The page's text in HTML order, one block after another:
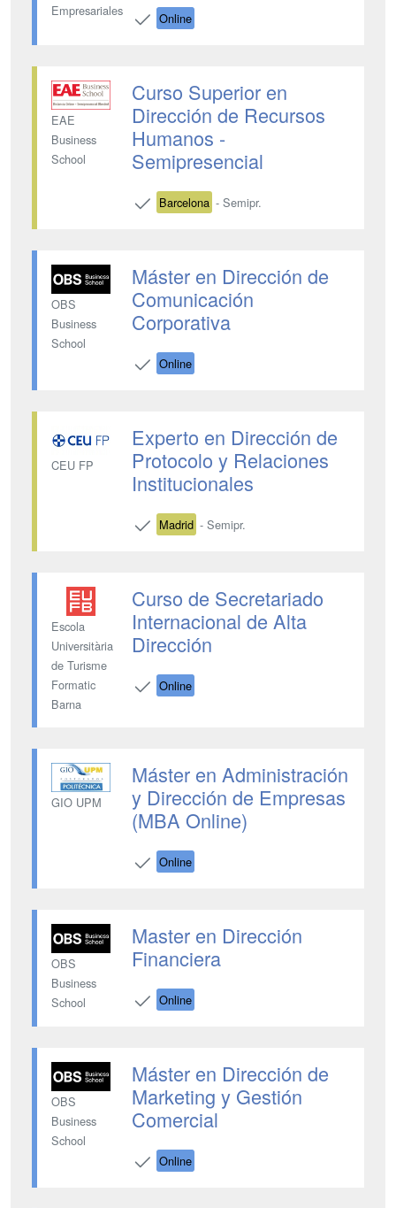
Empresariales
Online
EAE
Business
School
Curso Superior en
Dirección de Recursos
Humanos -
Semipresencial
Barcelona - Semipr.
OBS
Business
School
Máster en Dirección de
Comunicación
Corporativa
Online
CEU FP
Experto en Dirección de
Protocolo y Relaciones
Institucionales
Madrid - Semipr.
Escola
Universitària
de Turisme
Formatic
Barna
Curso de Secretariado
Internacional de Alta
Dirección
Online
GIO UPM
Máster en Administración
y Dirección de Empresas
(MBA Online)
Online
OBS
Business
School
Master en Dirección
Financiera
Online
OBS
Business
School
Máster en Dirección de
Marketing y Gestión
Comercial
Online